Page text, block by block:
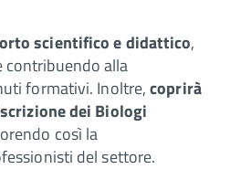
scientifico e didattico,
contribuendo alla
formativi. Inoltre,coprirà
dei Biologi
così la
del settore.